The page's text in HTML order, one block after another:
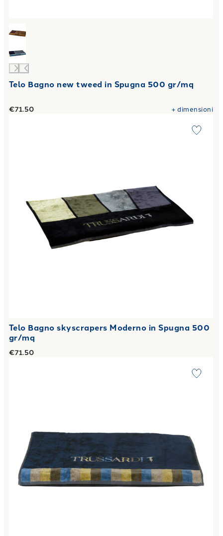
Telo Bagno new tweed in Spugna 500 gr/mq
€71.50 +dimensioni
Telo Bagno skyscrapers Moderno in Spugna 500
gr/mq
€71.50